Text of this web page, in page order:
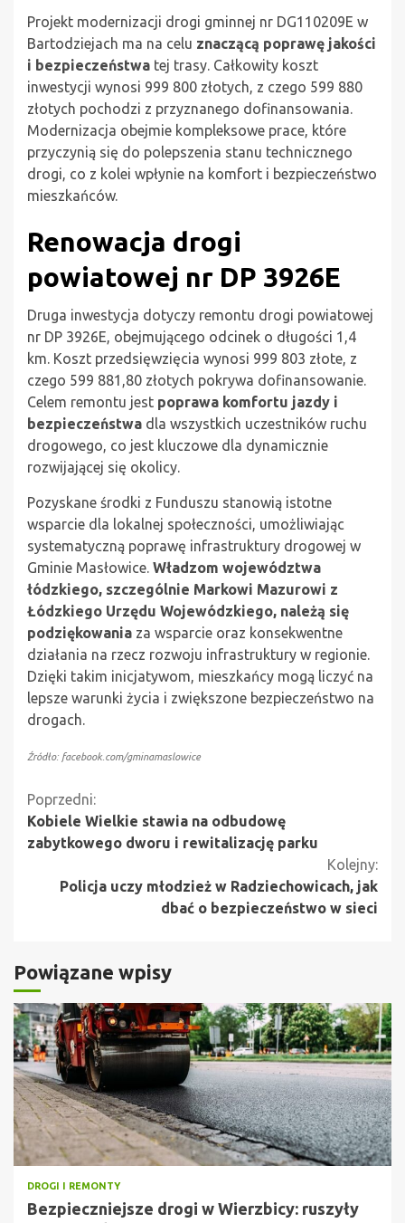
Projekt modernizacji drogi gminnej nr DG110209E w
Bartodziejach ma na celu znaczącą poprawę jakości
i bezpieczeństwa tej trasy. Całkowity koszt
inwestycji wynosi 999 800 złotych, z czego 599 880
złotych pochodzi z przyznanego dofinansowania.
Modernizacja obejmie kompleksowe prace, które
przyczynią się do polepszenia stanu technicznego
drogi, co z kolei wpłynie na komfort i bezpieczeństwo
mieszkańców.
Renowacja drogi
powiatowej nr DP 3926E
Druga inwestycja dotyczy remontu drogi powiatowej
nr DP 3926E, obejmującego odcinek o długości 1,4
km. Koszt przedsięwzięcia wynosi 999 803 złote, z
czego 599 881,80 złotych pokrywa dofinansowanie.
Celem remontu jest poprawa komfortu jazdy i
bezpieczeństwa dla wszystkich uczestników ruchu
drogowego, co jest kluczowe dla dynamicznie
rozwijającej się okolicy.
Pozyskane środki z Funduszu stanowią istotne
wsparcie dla lokalnej społeczności, umożliwiając
systematyczną poprawę infrastruktury drogowej w
Gminie Masłowice. Władzom województwa
łódzkiego, szczególnie Markowi Mazurowi z
Łódzkiego Urzędu Wojewódzkiego, należą się
podziękowania za wsparcie oraz konsekwentne
działania na rzecz rozwoju infrastruktury w regionie.
Dzięki takim inicjatywom, mieszkańcy mogą liczyć na
lepsze warunki życia i zwiększone bezpieczeństwo na
drogach.
Źródło: facebook.com/gminamaslowice
Kontynuuj
czytanie
Poprzedni:
Kobiele Wielkie stawia na odbudowę
zabytkowego dworu i rewitalizację parku
Kolejny:
Policja uczy młodzież w Radziechowicach, jak
dbać o bezpieczeństwo w sieci
Powiązane wpisy
DROGI I REMONTY
Bezpieczniejsze drogi w Wierzbicy: ruszyły